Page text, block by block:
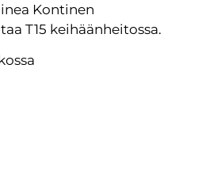
Kontinen
T15 keihäänheitossa.